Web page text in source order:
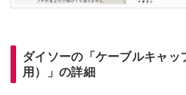
ダイソーの「ケーブルキャッ
用）」の詳細